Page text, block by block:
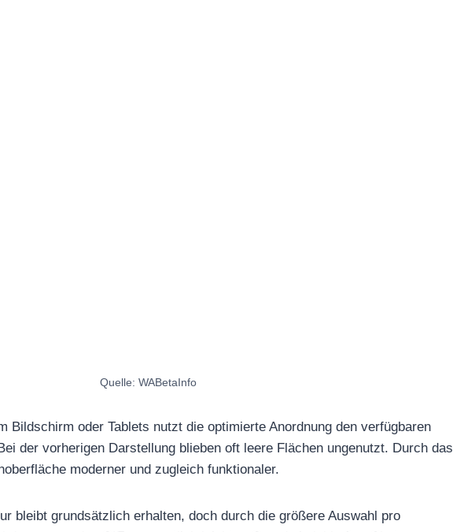
Quelle: WABetaInfo
Bildschirm oder Tablets nutzt die optimierte Anordnung den verfügbaren
der vorherigen Darstellung blieben oft leere Flächen ungenutzt. Durch das
moderner und zugleich funktionaler.
bleibt grundsätzlich erhalten, doch durch die größere Auswahl pro